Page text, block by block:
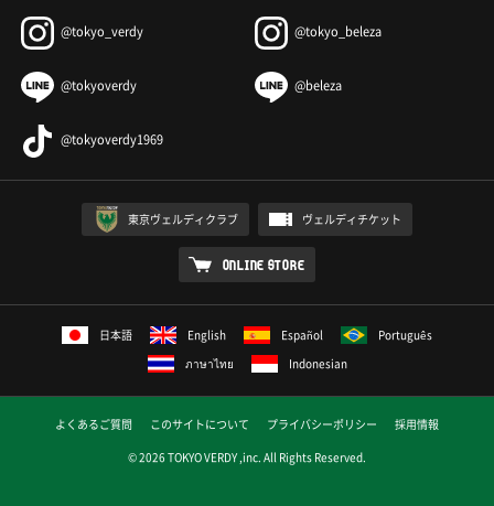
@tokyo_verdy @tokyo_beleza
@tokyoverdy @beleza
@tokyoverdy1969
東京ヴェルディクラブ ヴェルディチケット
ONLINE STORE
日本語 English Español
Português
ภาษาไทย
Indonesian
よくあるご質問 このサイトについて プライバシーポリシー
採用情報
© 2026 TOKYO VERDY ,inc. All Rights Reserved.